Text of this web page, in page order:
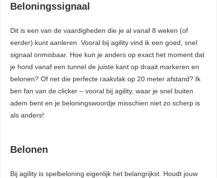
Beloningssignaal
Dit is een van de vaardigheden die je al vanaf 8 weken (of
eerder) kunt aanleren. Vooral bij agility vind ik een goed, snel
signaal onmisbaar. Hoe kun je anders op exact het moment dat
je hond vanaf een tunnel de juiste kant op draait markeren en
belonen? Of net die perfecte raakvlak op 20 meter afstand? Ik
ben fan van de clicker – vooral bij agility, waar je snel buiten
adem bent en je beloningswoordje misschien niet zo scherp is
als anders!
Belonen
Bij agility is spelbeloning eigenlijk het belangrijkst. Houdt jouw